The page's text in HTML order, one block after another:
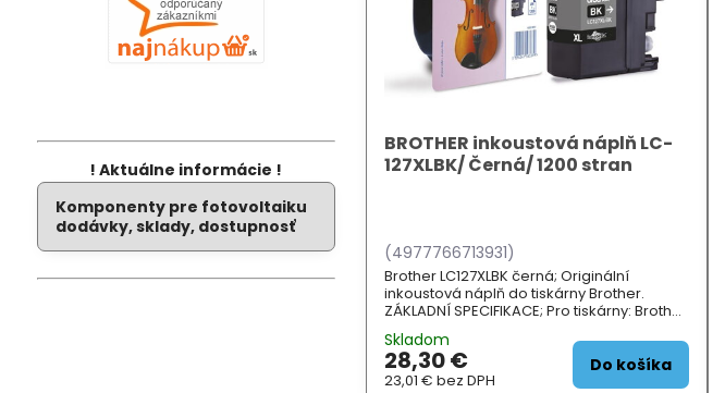
BROTHER inkoustová náplň LC-
127XLBK/ Černá/ 1200 stran
(4977766713931)
Brother LC127XLBK černá; Originální
inkoustová náplň do tiskárny Brother.
ZÁKLADNÍ SPECIFIKACE; Pro tiskárny: Brother
DCPJ4110DW, MFCJ4410DW, MFCJ4510DW,
MFCJ4610DW, MFCJ4...
Skladom
28,30 €
23,01 €bez DPH
Do košíka
! Aktuálne informácie !
Komponenty pre fotovoltaiku
dodávky, sklady, dostupnosť